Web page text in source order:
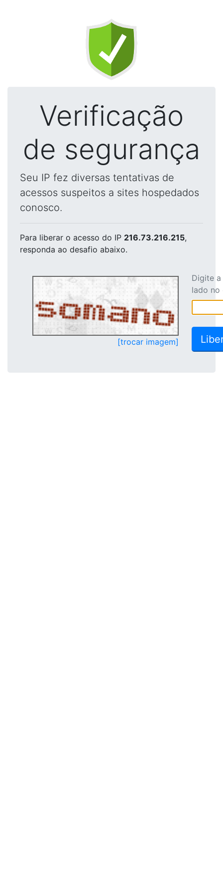
Verificação
de segurança
Seu IP fez diversas tentativas de
acessos suspeitos a sites hospedados
conosco.
Para liberar o acesso do IP 216.73.216.215,
responda ao desafio abaixo.
[trocar imagem]
Digite
lado no